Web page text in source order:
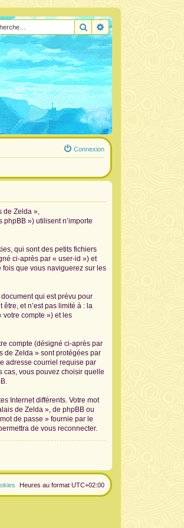
RechercherRecherche avancée
Connexion
de Zelda »,
») utilisent n’importe
qui sont des petits fichiers
ci-après par « user-id ») et
que vous naviguerez sur les
qui est prévu pour
et n’est pas limité à : la
votre compte ») et les
compte (désigné ci-après par
de Zelda » sont protégées par
adresse courriel requise par
cas, vous pouvez choisir quelle
Internet différents. Votre mot
de Zelda », de phpBB ou
de passe » fournie par le
de vous reconnecter.
Heures au format UTC+02:00